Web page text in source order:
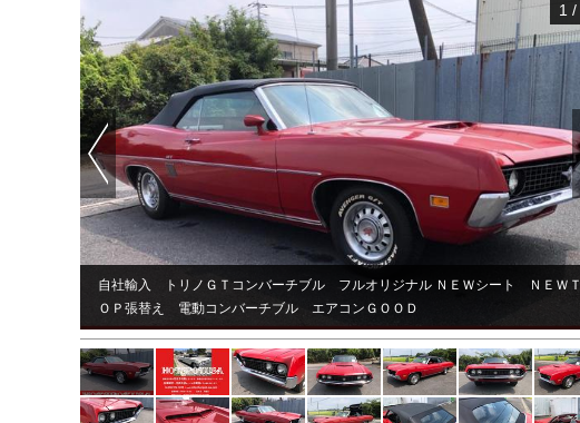
自社輸入 トリノＧＴコンバーチブル フルオリジナル ＮＥＷシート ＮＥＷＴ
ＯＰ張替え 電動コンバーチブル エアコンＧＯＯＤ
Prev
1 /